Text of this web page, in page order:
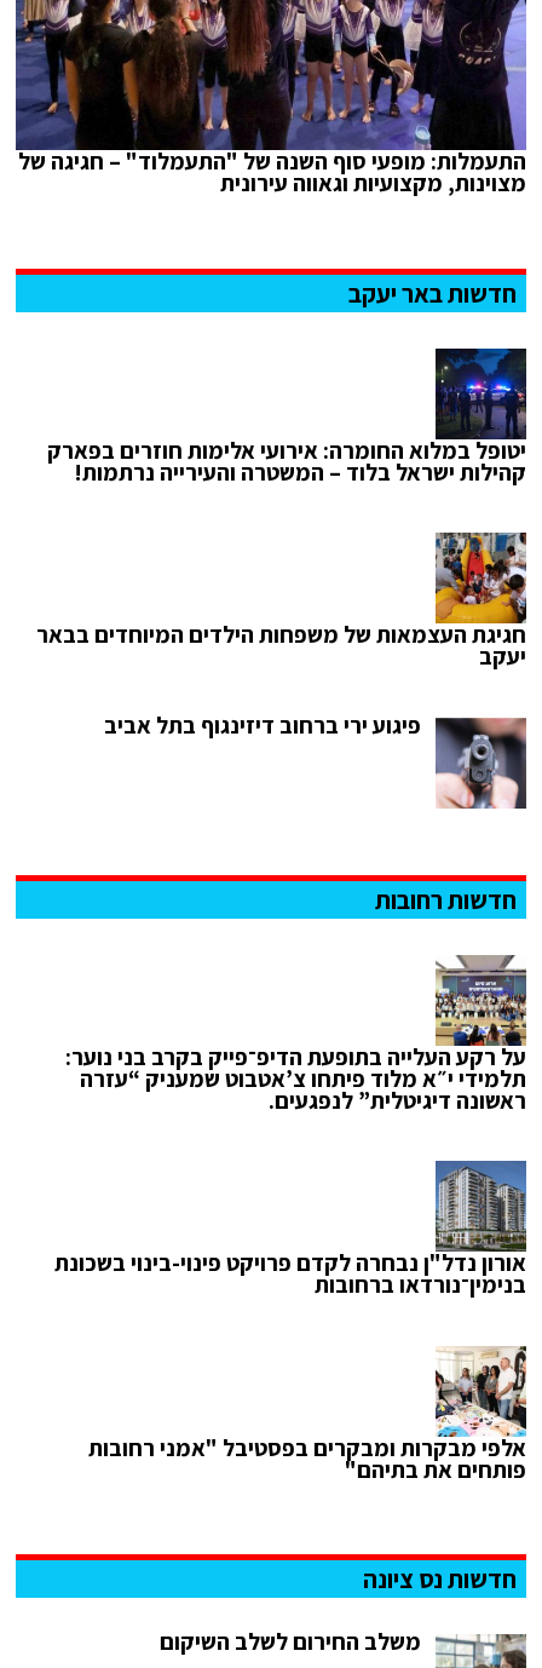
התעמלות: מופעי סוף השנה של "התעמלוד" – חגיגה של
מצוינות, מקצועיות וגאווה עירונית
חדשות באר יעקב
יטופל במלוא החומרה: אירועי אלימות חוזרים בפארק
קהילות ישראל בלוד – המשטרה והעירייה נרתמות!
חגיגת העצמאות של משפחות הילדים המיוחדים בבאר
יעקב
פיגוע ירי ברחוב דיזינגוף בתל אביב
חדשות רחובות
על רקע העלייה בתופעת הדיפ־פייק בקרב בני נוער:
תלמידי י״א מלוד פיתחו צ’אטבוט שמעניק “עזרה
ראשונה דיגיטלית” לנפגעים.
אורון נדל"ן נבחרה לקדם פרויקט פינוי-בינוי בשכונת
בנימין־נורדאו ברחובות
אלפי מבקרות ומבקרים בפסטיבל "אמני רחובות
פותחים את בתיהם"
חדשות נס ציונה
משלב החירום לשלב השיקום